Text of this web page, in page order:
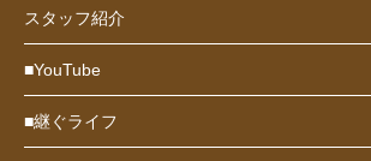
スタッフ紹介
■YouTube
■継ぐライフ